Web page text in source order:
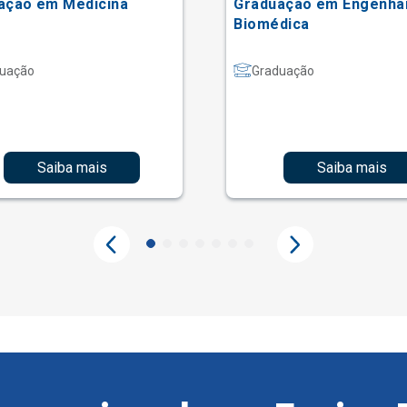
em Medicina
Saiba mais
Graduação em
Biomédica
Graduação
Saiba mais